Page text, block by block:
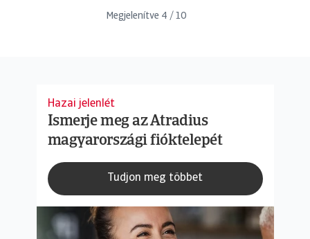
Megjelenítve 4 / 10
Hazai jelenlét
Ismerje meg az Atradius
magyarországi fióktelepét
Tudjon meg többet